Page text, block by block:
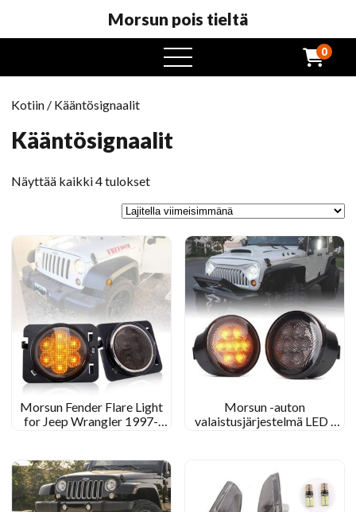
Morsun pois tieltä
avaa
valikko
0
Kotiin / Kääntösignaalit
Kääntösignaalit
Näyttää kaikki 4 tuloksetLajiteltu
Morsun Fender Flare Light
for Jeep Wrangler 1997-
Morsun -auton
valaistusjärjestelmä LED -